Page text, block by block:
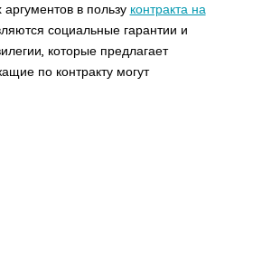
в пользу контракта на
социальные гарантии и
которые предлагает
по контракту могут